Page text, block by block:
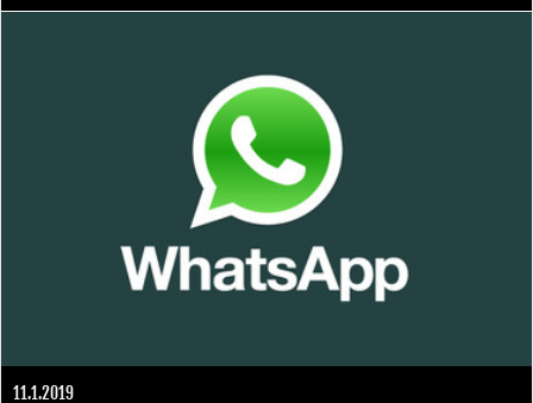
olla valmis jo ensi vuonna
11.1.2019